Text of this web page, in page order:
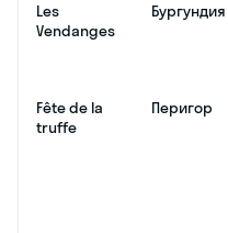
Les
Vendanges
Бургундия
Fête de la
truffe
Перигор